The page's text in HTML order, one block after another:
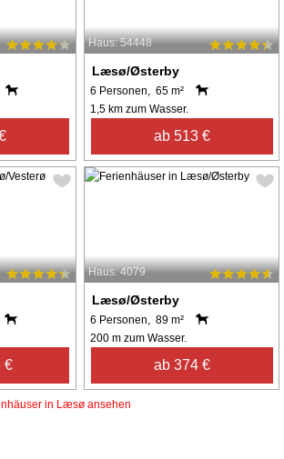
Haus: 54448
Læsø/Østerby
6 Personen, 65 m²
1,5 km zum Wasser.
ab 513 €
€
Haus: 4079
Læsø/Østerby
6 Personen, 89 m²
200 m zum Wasser.
ab 374 €
in Læsø ansehen